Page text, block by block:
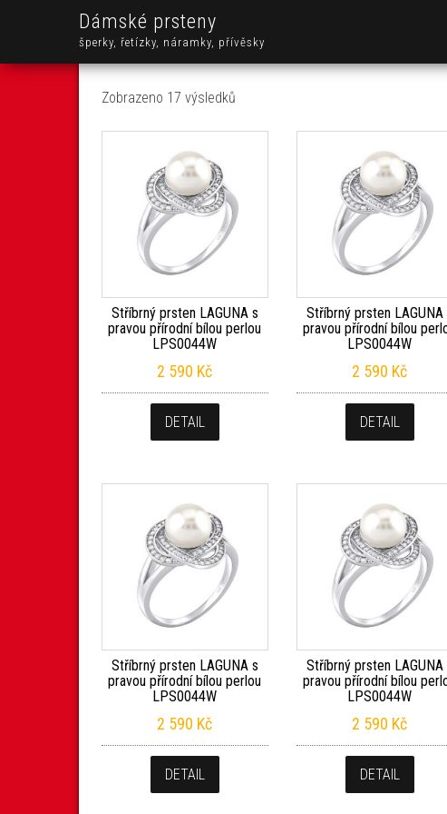
Dámské prsteny
šperky, řetízky, náramky, přívěsky
Zobrazeno 17 výsledků
Stříbrný prsten LAGUNA s
pravou přírodní bílou perlou
LPS0044W
2 590 Kč
DETAIL
Stříbrný prsten LAGUNA
pravou přírodní bílou
LPS0044W
2 590 Kč
DETAIL
Stříbrný prsten LAGUNA s
pravou přírodní bílou perlou
LPS0044W
2 590 Kč
DETAIL
Stříbrný prsten LAGUNA
pravou přírodní bílou
LPS0044W
2 590 Kč
DETAIL